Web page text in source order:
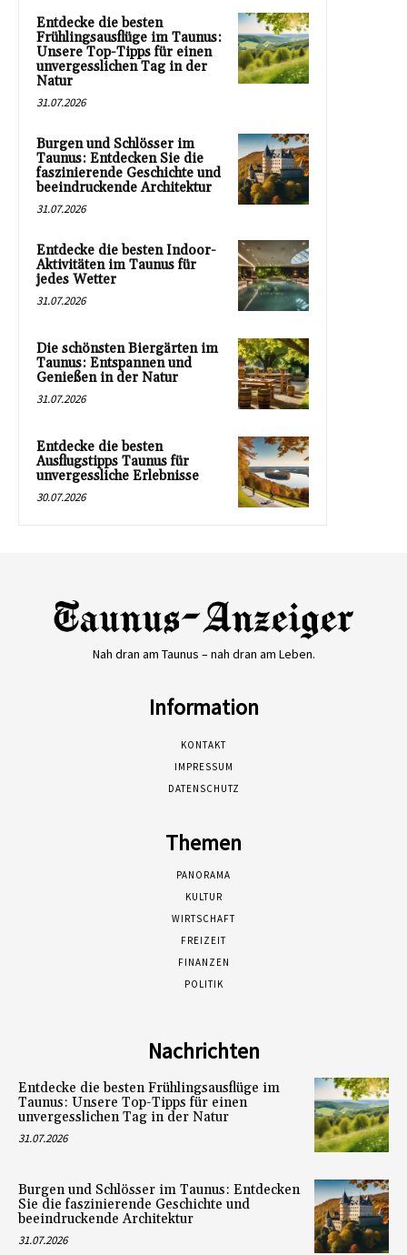
Entdecke die besten
Frühlingsausflüge im Taunus:
Unsere Top-Tipps für einen
unvergesslichen Tag in der
Natur
31.07.2026
Burgen und Schlösser im
Taunus: Entdecken Sie die
faszinierende Geschichte und
beeindruckende Architektur
31.07.2026
Entdecke die besten Indoor-
Aktivitäten im Taunus für
jedes Wetter
31.07.2026
Die schönsten Biergärten im
Taunus: Entspannen und
Genießen in der Natur
31.07.2026
Entdecke die besten
Ausflugstipps Taunus für
unvergessliche Erlebnisse
30.07.2026
Nah dran am Taunus – nah dran am Leben.
Information
KONTAKT
IMPRESSUM
DATENSCHUTZ
Themen
PANORAMA
KULTUR
WIRTSCHAFT
FREIZEIT
FINANZEN
POLITIK
Nachrichten
Entdecke die besten Frühlingsausflüge im
Taunus: Unsere Top-Tipps für einen
unvergesslichen Tag in der Natur
31.07.2026
Burgen und Schlösser im Taunus: Entdecken
Sie die faszinierende Geschichte und
beeindruckende Architektur
31.07.2026